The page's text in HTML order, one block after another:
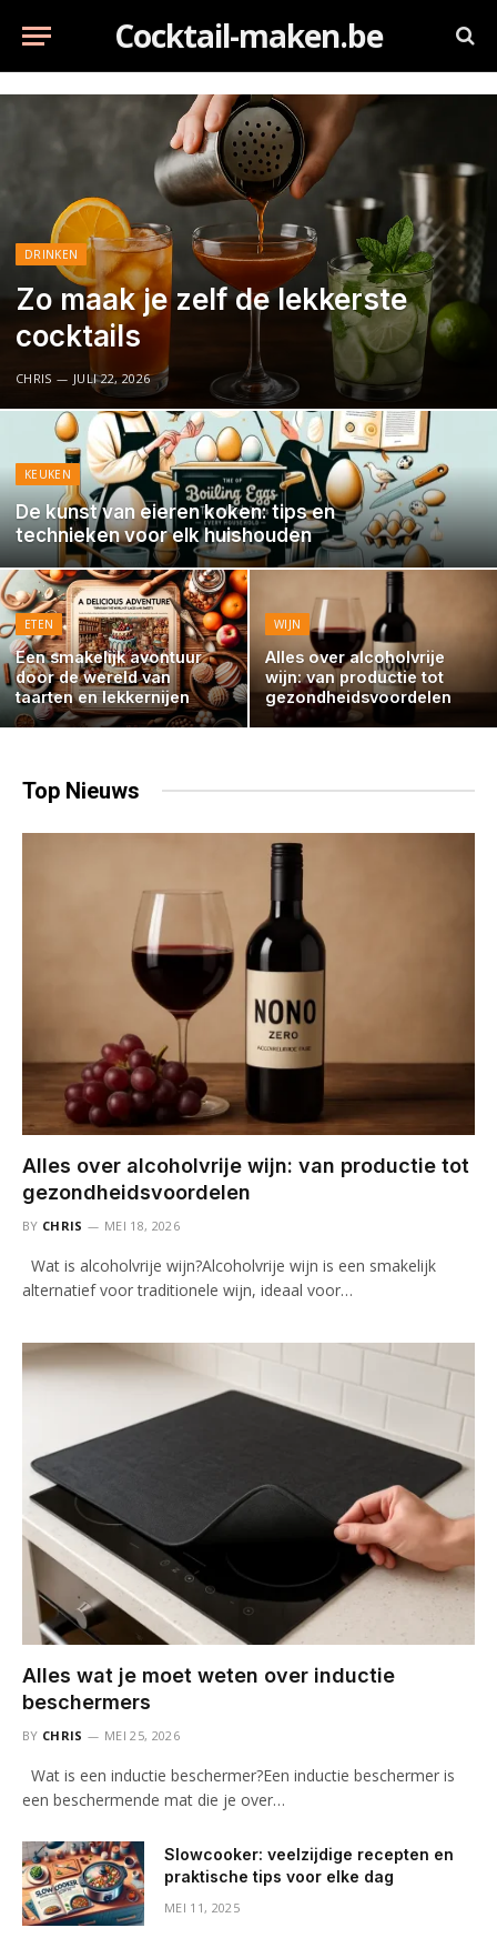
Cocktail-maken.be
DRINKEN
Zo maak je zelf de lekkerste
cocktails
CHRIS JULI 22, 2026
KEUKEN
De kunst van eieren koken: tips en
technieken voor elk huishouden
ETEN
Een smakelijk avontuur
door de wereld van
taarten en lekkernijen
WIJN
Alles over alcoholvrije
wijn: van productie tot
gezondheidsvoordelen
Top Nieuws
Alles over alcoholvrije wijn: van productie tot
gezondheidsvoordelen
BY CHRIS MEI 18, 2026
Wat is alcoholvrije wijn?Alcoholvrije wijn is een smakelijk
alternatief voor traditionele wijn, ideaal voor…
Alles wat je moet weten over inductie
beschermers
BY CHRIS MEI 25, 2026
Wat is een inductie beschermer?Een inductie beschermer is
een beschermende mat die je over…
Slowcooker: veelzijdige recepten en
praktische tips voor elke dag
MEI 11, 2025